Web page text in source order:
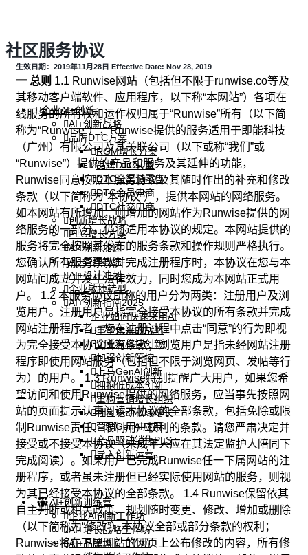
企业AI+创新
AI+创新战略
品牌DTC方案
RGM增长方案
品牌DTC转型
DTC全渠道零售
DTC会员电商
DTC社交电商
创新增长战略
PLG增长方案
AI+创新加速
AI+管理教练
AI+设计冲刺
企业敏捷转型
AI+创新指南2025
企业如何快速采用AI
重塑未来的战略
企业深科技创新
加强创新管控
上马GenAI创新
拥抱低成本创新
重构营销增长组织
社区驱动私域增长
营销GenAI应用
产品驱动销售PLS
导入创新运营
AI+创新训练营
企业AI创新工作坊
AI+增长战略工作坊
AI+品牌增长工作坊
社区服务协议
生效日期：2019年11月28日 Effective Date: Nov 28, 2019
一 总则 1.1 Runwise网站（包括但不限于runwise.co等及
其移动客户端软件、应用程序，以下称“本网站”）各项在
线服务的所有权和运作权归属于“Runwise”所有（以下简
称为“Runwise”），Runwise提供的服务适用于即能科技
（广州）有限公司及其关联公司（以下或称“我们”或
“Runwise”）提供的产品和服务及其延伸的功能，
Runwise同意按照本服务协议及其随时作出的补充和修改
条款（以下简称为“本协议”），提供本网站的网络服务。
如本网站有所增加，则增加的网站作为Runwise提供的网
络服务的一部分，仍将适用本协议的规定。本网站提供的
服务将完全按照其发布的服务条款和操作规则严格执行。
您确认所有服务条款并完成注册程序时，本协议在您与本
网站间成立并发生法律效力，同时您成为本网站正式用
户。 1.2 本服务协议所称的用户分为两类：注册用户及浏
览用户。注册用户是指完全接受本协议的所有条款并完成
网站注册程序者，您在注册过程中点击“同意”的行为即视
为完全接受本协议所有条款；浏览用户是指未经网站注册
程序即使用网站服务（包括但不限于浏览网页、发帖等行
为）的用户。 1.3 Runwise特别提醒广大用户，如果您希
望访问和使用Runwise提供的网络服务，应当事先按照网
站的页面提示认真阅读本协议的全部条款，包括免除或限
制Runwise责任、限制用户权利的条款。请您严肃决定并
接受或不接受本协议（未成年人应在其法定监护人陪同下
完成阅读）。如果用户已完成Runwise任一下属网站的注
册程序，或者虽未注册但已经实际使用网站的服务，则视
为其已经接受本协议的全部条款。 1.4 Runwise保留依其
自主判断或相关政策、规划随时变更、修改、增加或删除
（以下简称为“修改”）本协议全部或部分条款的权利；
Runwise将在下属网站的网页上公布修改的内容，所有修